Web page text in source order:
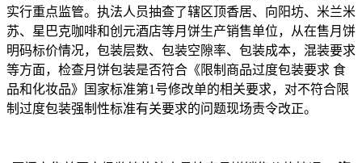
实行重点监管。执法人员抽查了辖区顶香居、向阳坊、米兰米
苏、星巴克咖啡和创元酒店等月饼生产销售单位，从在售月饼
明码标价情况，包装层数、包装空隙率、包装成本，混装要求
等方面，检查月饼包装是否符合《限制商品过度包装要求 食
品和化妆品》国家标准第1号修改单的相关要求，对不符合限
制过度包装强制性标准有关要求的问题现场责令改正。